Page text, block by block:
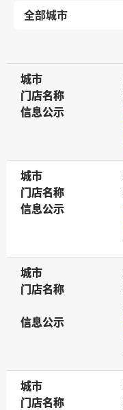
城市
城市
门店名称
门店名称
信息公示
信息公示
城市
城市
门店名称
门店名称
信息公示
信息公示
城市
城市
门店名称
门店名称
信息公示
信息公示
城市
城市
门店名称
门店名称